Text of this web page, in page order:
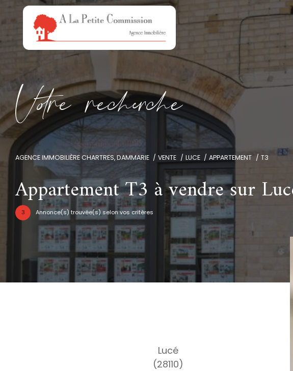
Vore recece
AGENCE IMMOBILIÈRE CHARTRES, DAMMARIE VENTE LUCE APPARTEMENT T3
Appartement T3 à vendre sur
3 Annonce(s) trouvée(s) selon vos critères
Lucé
(28110)